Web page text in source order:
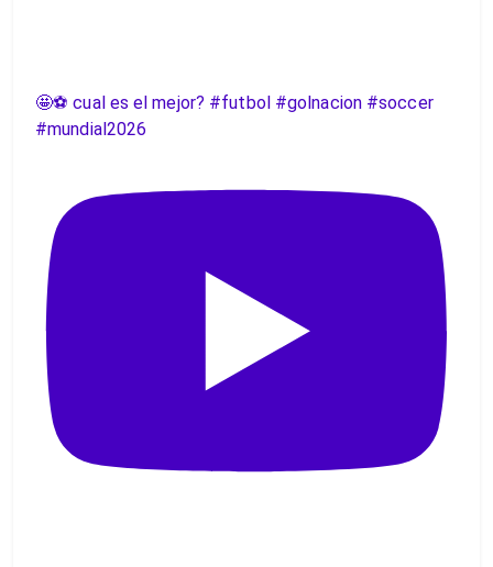
🤩⚽️ cual es el mejor? #futbol #golnacion #soccer
#mundial2026